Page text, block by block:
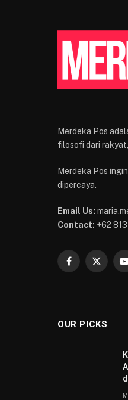
Merdeka Pos
filosofi dari
Merdeka Pos
dipercaya.
Email Us:
Contact: +62
Facebook
X
OUR PICKS